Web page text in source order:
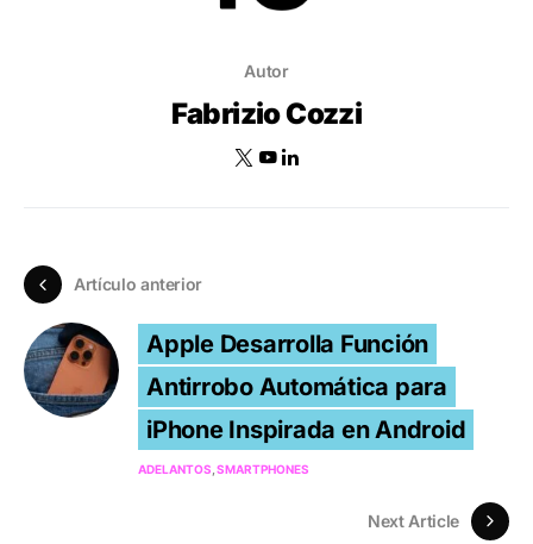
Autor
Fabrizio Cozzi
Artículo anterior
Apple Desarrolla Función
Antirrobo Automática para
iPhone Inspirada en Android
ADELANTOS SMARTPHONES
Next Article